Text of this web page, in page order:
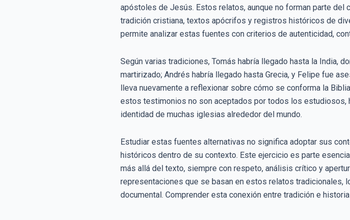
apóstoles de Jesús. Estos relatos, aunque no forman parte
tradición cristiana, textos apócrifos y registros históricos de
permite analizar estas fuentes con criterios de autenticidad,
Según varias tradiciones, Tomás habría llegado hasta la India,
martirizado; Andrés habría llegado hasta Grecia, y Felipe fue
lleva nuevamente a reflexionar sobre cómo se conforma la
estos testimonios no son aceptados por todos los estudiosos,
identidad de muchas iglesias alrededor del mundo.
Estudiar estas fuentes alternativas no significa adoptar sus
históricos dentro de su contexto. Este ejercicio es parte
más allá del texto, siempre con respeto, análisis crítico y
representaciones que se basan en estos relatos tradicionales,
documental. Comprender esta conexión entre tradición e